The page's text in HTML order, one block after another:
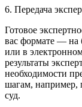
6. Передача
Готовое
вас формате — на
или в
результаты
необходимости
шагам, например,
суд.